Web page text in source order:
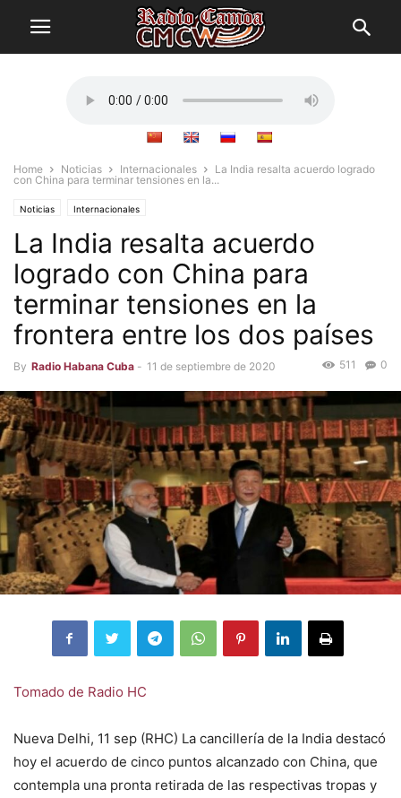
Home Noticias Internacionales
La India resalta acuerdo logrado
con China para terminar tensiones en la...
Noticias Internacionales
La India resalta acuerdo
logrado con China para
terminar tensiones en la
frontera entre los dos países
By Radio Habana Cuba - 11 de septiembre de 2020 0
511
Tomado de Radio HC
Nueva Delhi, 11 sep (RHC) La cancillería de la India destacó
hoy el acuerdo de cinco puntos alcanzado con China, que
contempla una pronta retirada de las respectivas tropas y